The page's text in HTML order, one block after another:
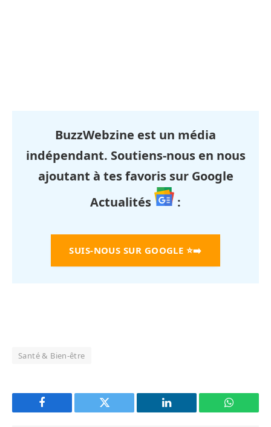
BuzzWebzine est un média
indépendant. Soutiens-nous en nous
ajoutant à tes favoris sur Google
Actualités
:
SUIS-NOUS SUR GOOGLE ⭐➡️
Santé & Bien-être
Facebook Twitter LinkedIn